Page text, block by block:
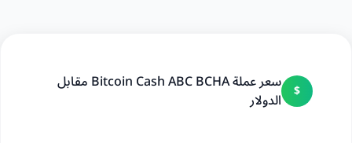
$ سعر عملة Bitcoin Cash ABC BCHA مقابل
الدولار